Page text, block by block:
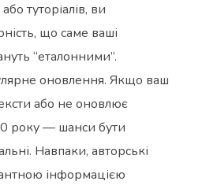
туторіалів, ви
що саме ваші
“еталонними”.
оновлення. Якщо ваш
або не оновлює
року — шанси бути
Навпаки, авторські
інформацією